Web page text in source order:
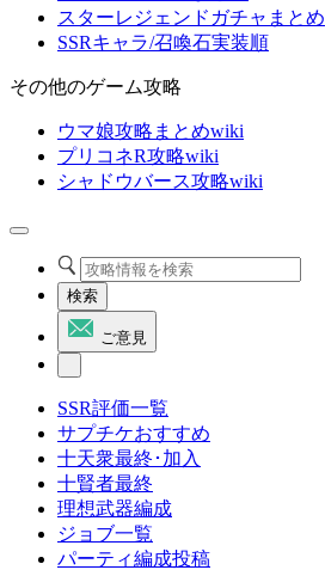
スターレジェンドガチャまとめ
SSRキャラ/召喚石実装順
その他のゲーム攻略
ウマ娘攻略まとめwiki
プリコネR攻略wiki
シャドウバース攻略wiki
検索
ご意見
SSR評価一覧
サプチケおすすめ
十天衆最終･加入
十賢者最終
理想武器編成
ジョブ一覧
パーティ編成投稿